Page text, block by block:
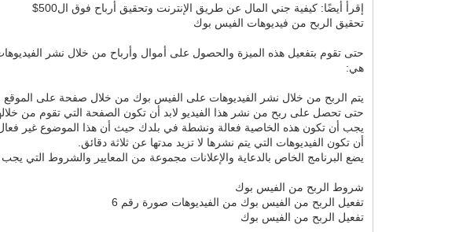
إقرأ أيضًا: كيفية جني المال عن طريق الإنترنت وتحقيق أرباح فوق ال500$
تحقيق الربح من فيديوهات الفيس بوك
حتى تقوم بتفعيل هذه الميزة والحصول على أموال وأرباح من خلال نشر
هي:
يتم الربح من خلال نشر الفيديوهات على الفيس بوك من خلال صفحة على
حتى تحصل على ربح من نشر هذا الفيديو لابد أن تكون الصفحة التي تقوم من خلالها بنشر
يجب أن تكون هذه الخاصية فعالة ونشطة في بلدك حيث أن هذا الموضوع غير فعال
أن تكون الفيديوهات التي يتم نشرها لا تزيد مدتها عن ثلاثة دقائق.
يضع البرنامج الخاص بالدعاية والإعلانات مجموعة من المعايير والشروط التي يجب
شروط الربح من الفيس بوك
تفعيل الربح من الفيس بوك من الفيديوهات صورة رقم 6
تفعيل الربح من الفيس بوك